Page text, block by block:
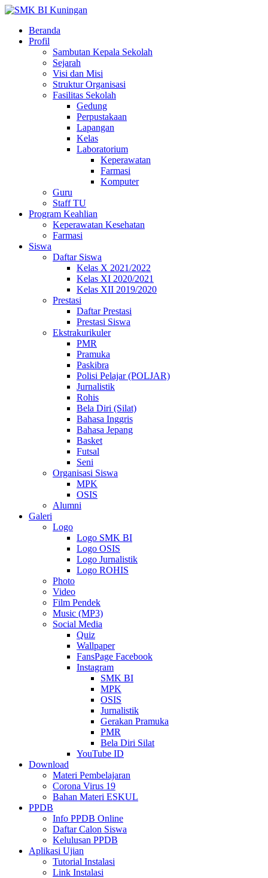
Beranda
Profil
Sambutan Kepala Sekolah
Sejarah
Visi dan Misi
Struktur Organisasi
Fasilitas Sekolah
Gedung
Perpustakaan
Lapangan
Kelas
Laboratorium
Keperawatan
Farmasi
Komputer
Guru
Staff TU
Program Keahlian
Keperawatan Kesehatan
Farmasi
Siswa
Daftar Siswa
Kelas X 2021/2022
Kelas XI 2020/2021
Kelas XII 2019/2020
Prestasi
Daftar Prestasi
Prestasi Siswa
Ekstrakurikuler
PMR
Pramuka
Paskibra
Polisi Pelajar (POLJAR)
Jurnalistik
Rohis
Bela Diri (Silat)
Bahasa Inggris
Bahasa Jepang
Basket
Futsal
Seni
Organisasi Siswa
MPK
OSIS
Alumni
Galeri
Logo
Logo SMK BI
Logo OSIS
Logo Jurnalistik
Logo ROHIS
Photo
Video
Film Pendek
Music (MP3)
Social Media
Quiz
Wallpaper
FansPage Facebook
Instagram
SMK BI
MPK
OSIS
Jurnalistik
Gerakan Pramuka
PMR
Bela Diri Silat
YouTube ID
Download
Materi Pembelajaran
Corona Virus 19
Bahan Materi ESKUL
PPDB
Info PPDB Online
Daftar Calon Siswa
Kelulusan PPDB
Aplikasi Ujian
Tutorial Instalasi
Link Instalasi